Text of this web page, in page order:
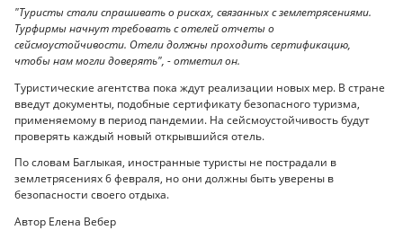
"Туристы стали спрашивать о рисках, связанных с землетрясениями.
Турфирмы начнут требовать с отелей отчеты о
сейсмоустойчивости. Отели должны проходить сертификацию,
чтобы нам могли доверять", - отметил он.
Туристические агентства пока ждут реализации новых мер. В стране
введут документы, подобные сертификату безопасного туризма,
применяемому в период пандемии. На сейсмоустойчивость будут
проверять каждый новый открывшийся отель.
По словам Баглыкая, иностранные туристы не пострадали в
землетрясениях 6 февраля, но они должны быть уверены в
безопасности своего отдыха.
Автор Елена Вебер